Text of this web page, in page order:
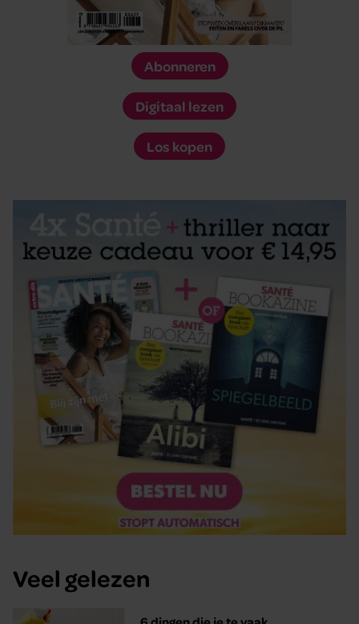
Abonneren
Digitaal lezen
Los kopen